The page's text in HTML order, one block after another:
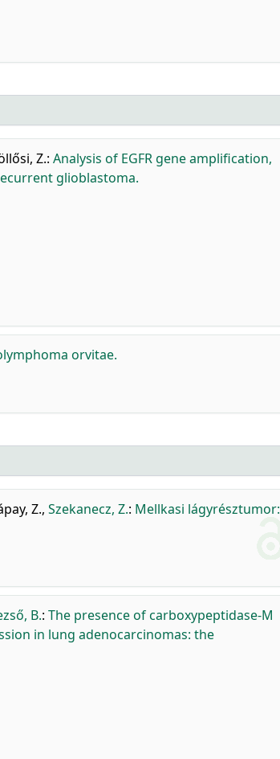
Z.: Analysis of EGFR gene amplification,
glioblastoma.
orvitae.
Z., Szekanecz, Z.: Mellkasi lágyrésztumor:
B.: The presence of carboxypeptidase-M
in lung adenocarcinomas: the